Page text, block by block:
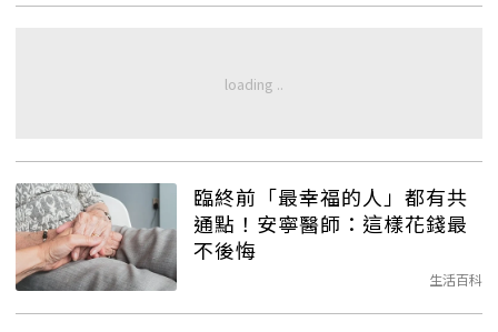
臨終前「最幸福的人」都有共
通點！安寧醫師：這樣花錢最
不後悔
生活百科